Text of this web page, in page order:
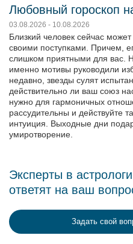
Любовный гороскоп
03.08.2026 - 10.08.2026
Близкий человек сейчас
своими поступками. Причем,
слишком приятными для вас.
именно мотивы руководили
недавно, звезды сулят
действительно ли ваш союз
нужно для гармоничных
рассудительны и действуйте
интуиция. Выходные дни
умиротворение.
Эксперты в
ответят на ваш
Задать свой